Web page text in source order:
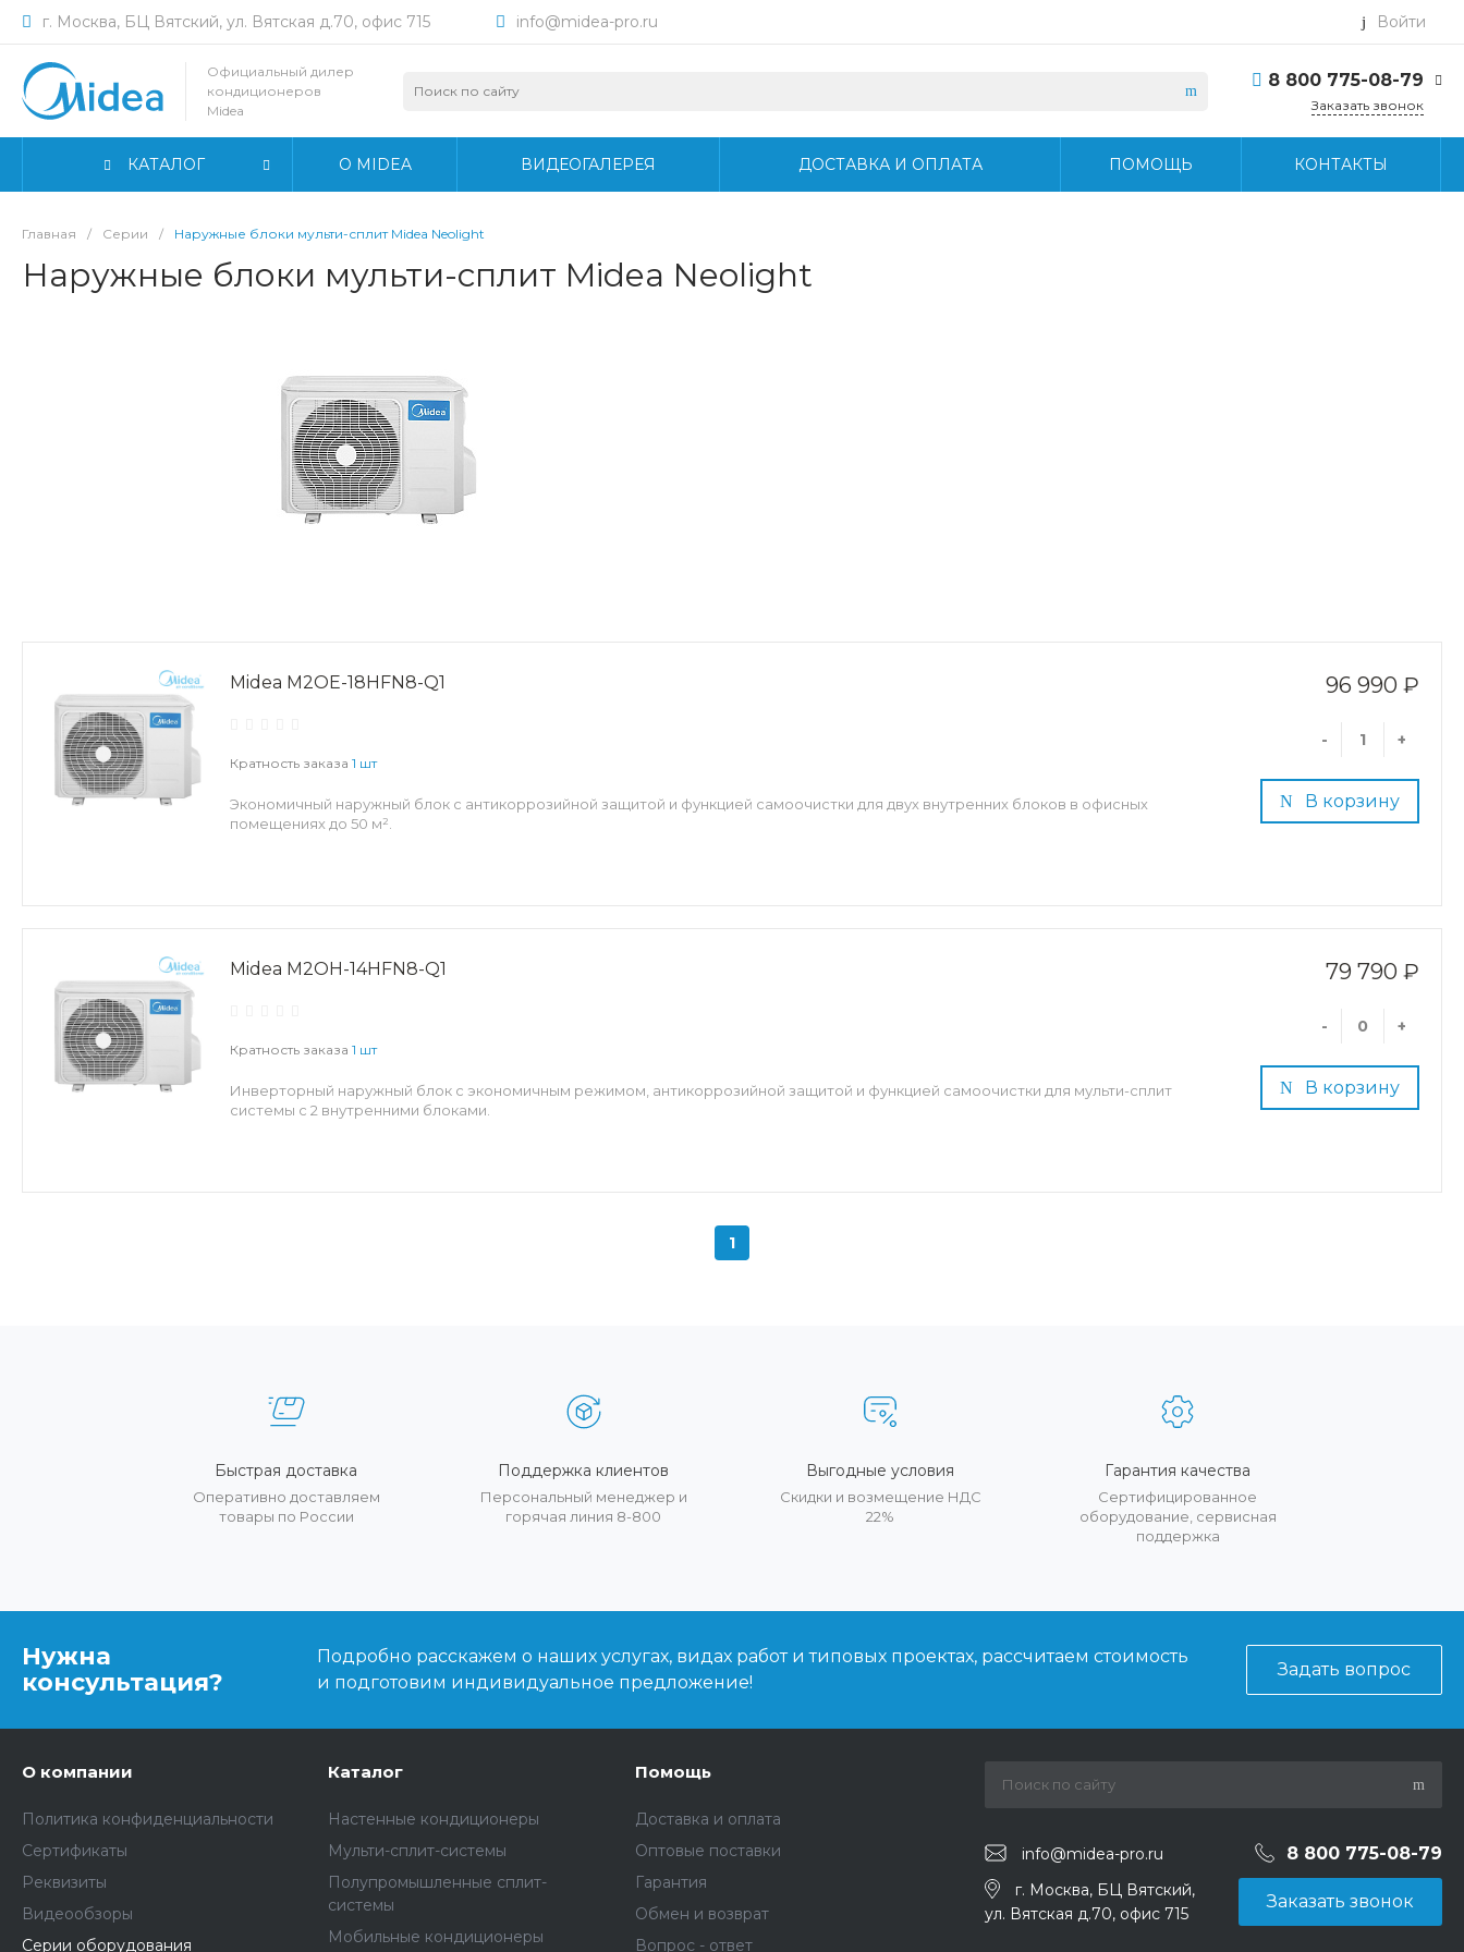
г. Москва, БЦ Вятский, ул. Вятская д.70, офис 715 info@midea-pro.ru Войти
Официальный дилер
кондиционеров
Midea
8 800 775-08-79
г. Москва, БЦ Вятский,
Заказать звонок
КАТАЛОГ О MIDEA ВИДЕОГАЛЕРЕЯ ДОСТАВКА И ОПЛАТА ПОМОЩЬ КОНТАКТЫ
Главная / Серии / Наружные блоки мульти-сплит Midea Neolight
Наружные блоки мульти-сплит Midea Neolight
96 990 ₽
- +
В корзину
Midea M2OE-18HFN8-Q1
Кратность заказа 1 шт
Экономичный наружный блок с антикоррозийной защитой и функцией самоочистки для двух внутренних блоков в офисных
помещениях до 50 м².
79 790 ₽
- +
В корзину
Midea M2OH-14HFN8-Q1
Кратность заказа 1 шт
Инверторный наружный блок с экономичным режимом, антикоррозийной защитой и функцией самоочистки для мульти-сплит
системы с 2 внутренними блоками.
1
Быстрая доставка
Оперативно доставляем
товары по России
Поддержка клиентов
Персональный менеджер и
горячая линия 8-800
Выгодные условия
Скидки и возмещение НДС
22%
Гарантия качества
Сертифицированное
оборудование, сервисная
поддержка
Нужна
консультация?
Подробно расскажем о наших услугах, видах работ и типовых проектах, рассчитаем стоимость
и подготовим индивидуальное предложение!
Задать вопрос
О компании
Политика конфиденциальности
Сертификаты
Реквизиты
Видеообзоры
Серии оборудования
Каталог
Настенные кондиционеры
Мульти-сплит-системы
Полупромышленные сплит-
системы
Мобильные кондиционеры
Помощь
Доставка и оплата
Оптовые поставки
Гарантия
Обмен и возврат
Вопрос - ответ
info@midea-pro.ru 8 800 775-08-79
г. Москва, БЦ Вятский,
ул. Вятская д.70, офис 715
Заказать звонок